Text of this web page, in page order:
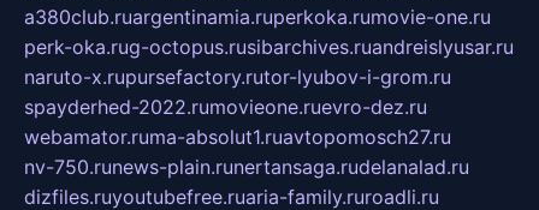
a380club.ruargentinamia.ruperkoka.rumovie-one.ru
perk-oka.rug-octopus.rusibarchives.ruandreislyusar.ru
naruto-x.rupursefactory.rutor-lyubov-i-grom.ru
spayderhed-2022.rumovieone.ruevro-dez.ru
webamator.ruma-absolut1.ruavtopomosch27.ru
nv-750.runews-plain.runertansaga.rudelanalad.ru
dizfiles.ruyoutubefree.ruaria-family.ruroadli.ru